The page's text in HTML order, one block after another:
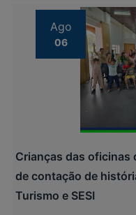
Ago
06
Crianças das oficinas
de contação de
Turismo e SESI